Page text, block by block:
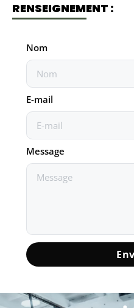
RENSEIGNEMENT :
Nom
E-mail
Message